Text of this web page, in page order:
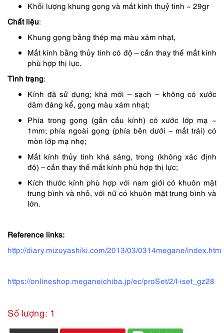
Khối lượng khung gọng và mắt kính thuỷ tinh ~ 29gr
Chất liệu:
Khung gọng bằng thép mạ màu xám nhạt,
Mắt kính bằng thủy tinh có độ – cần thay thế mắt kính
phù hợp thị lực.
Tình trạng:
Kính đã sử dụng; khá mới – sạch – không có xước
dăm đáng kể, gọng màu xám nhạt;
Phía trong gọng (gần cầu kính) có xước lớp mạ ~
1mm; phía ngoài gọng (phía bên dưới – mắt trái) có
mòn lớp mạ nhẹ;
Mắt kính thủy tinh khá sáng, trong (không xác định
độ) – cần thay thế mắt kính phù hợp thị lực;
Kích thước kính phù hợp với nam giới có khuôn mặt
trung bình và nhỏ, với nữ có khuôn mặt trung bình và
lớn.
Reference links:
http://diary.mizuyashiki.com/2013/03/0314megane/index.htm
https://onlineshop.meganeichiba.jp/ec/proSet/2/I-iset_gz28
Số lượng: 1